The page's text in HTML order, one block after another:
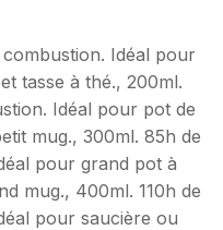
combustion. Idéal pour
tasse à thé., 200ml.
Idéal pour pot de
mug., 300ml. 85h de
pour grand pot à
mug., 400ml. 110h de
pour saucière ou